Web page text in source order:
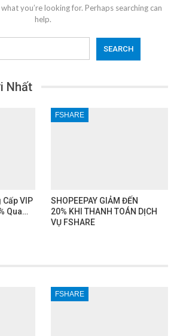
you’re looking for. Perhaps searching can
help.
Nhất
VIP
Qua…
FSHARE
SHOPEEPAY GIẢM ĐẾN
20% KHI THANH TOÁN DỊCH
VỤ FSHARE
FSHARE